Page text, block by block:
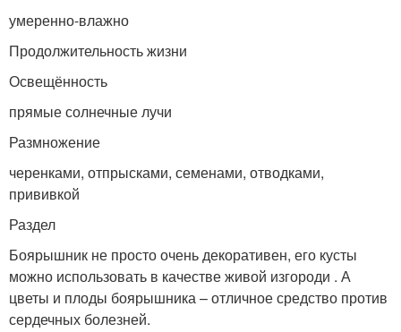
умеренно-влажно
Продолжительность жизни
Освещённость
прямые солнечные лучи
Размножение
черенками, отпрысками, семенами, отводками,
прививкой
Раздел
Боярышник не просто очень декоративен, его кусты
можно использовать в качестве живой изгороди . А
цветы и плоды боярышника – отличное средство против
сердечных болезней.